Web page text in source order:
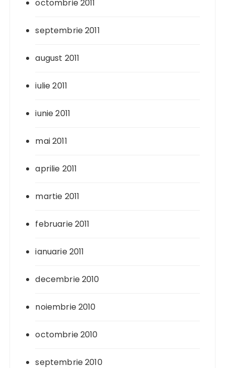
octombrie 2011
septembrie 2011
august 2011
iulie 2011
iunie 2011
mai 2011
aprilie 2011
martie 2011
februarie 2011
ianuarie 2011
decembrie 2010
noiembrie 2010
octombrie 2010
septembrie 2010